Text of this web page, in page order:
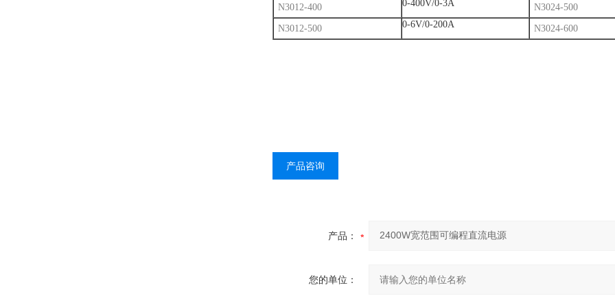
N3012-400 0-400V/0-3A N3024-500
N3012-500 0-6V/0-200A N3024-600
产品咨询
产品：
您的单位：